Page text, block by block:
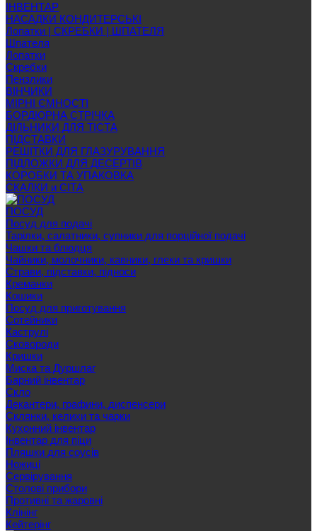
ІНВЕНТАР
НАСАДКИ КОНДИТЕРСЬКІ
Лопатки | СКРЕБКИ | ШПАТЕЛЯ
Шпателя
Лопатки
Скребки
Пензлики
ВІНЧИКИ
МІРНІ ЄМНОСТІ
БОРДЮРНА СТРІЧКА
ДІЛЬНИКИ ДЛЯ ТІСТА
ПІДСТАВКИ
РЕШІТКИ ДЛЯ ГЛАЗУРУВАННЯ
ПІДЛОЖКИ ДЛЯ ДЕСЕРТІВ
КОРОБКИ ТА УПАКОВКА
СКАЛКИ и СІТА
ПОСУД
Посуд для подачі
Тарілки, салатники, супники для порційної подачі
Чашки та блюдця
Чайники, молочники, кавники, глеки та кришки
Страви, підставки, підноси
Креманки
Кошики
Посуд для приготування
Сотейники
Каструлі
Сковороди
Кришки
Миска та Дуршлаг
Барний інвентар
Скло
Декантери, графини, диспенсери
Склянки, келихи та чарки
Кухонний інвентар
Інвентар для піци
Пляшки для соусів
Ножиці
Сервірування
Cтолові прибори
Противні та жаровні
Клінінг
Кейтерінг